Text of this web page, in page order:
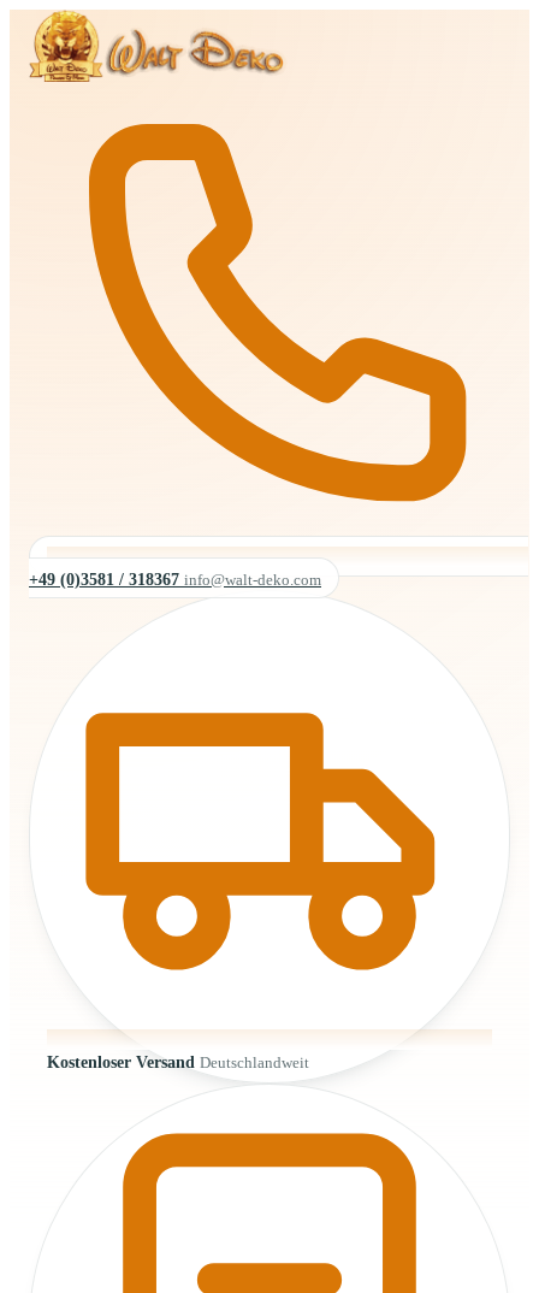
+49 (0)3581 / 318367 info@walt-deko.com
Kostenloser Versand Deutschlandweit